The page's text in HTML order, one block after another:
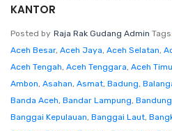
KANTOR
Posted by Raja Rak Gudang Admin Tags:
Aceh Besar, Aceh Jaya, Aceh Selatan,
Aceh Tengah, Aceh Tenggara, Aceh
Ambon, Asahan, Asmat, Badung,
Banda Aceh, Bandar Lampung, Bandung
Banggai Kepulauan, Banggai Laut,